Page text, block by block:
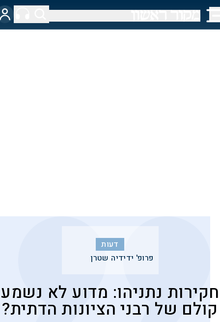
דעות
פרופ' ידידיה שטרן
חקירות נתניהו: מדוע לא נשמע
קולם של רבני הציונות הדתית?